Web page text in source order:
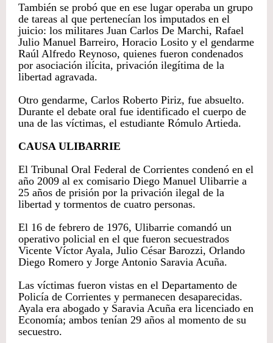
También se probó que en ese lugar operaba un grupo
de tareas al que pertenecían los imputados en el
juicio: los militares Juan Carlos De Marchi, Rafael
Julio Manuel Barreiro, Horacio Losito y el gendarme
Raúl Alfredo Reynoso, quienes fueron condenados
por asociación ilícita, privación ilegítima de la
libertad agravada.
Otro gendarme, Carlos Roberto Piriz, fue absuelto.
Durante el debate oral fue identificado el cuerpo de
una de las víctimas, el estudiante Rómulo Artieda.
CAUSA ULIBARRIE
El Tribunal Oral Federal de Corrientes condenó en el
año 2009 al ex comisario Diego Manuel Ulibarrie a
25 años de prisión por la privación ilegal de la
libertad y tormentos de cuatro personas.
El 16 de febrero de 1976, Ulibarrie comandó un
operativo policial en el que fueron secuestrados
Vicente Víctor Ayala, Julio César Barozzi, Orlando
Diego Romero y Jorge Antonio Saravia Acuña.
Las víctimas fueron vistas en el Departamento de
Policía de Corrientes y permanecen desaparecidas.
Ayala era abogado y Saravia Acuña era licenciado en
Economía; ambos tenían 29 años al momento de su
secuestro.